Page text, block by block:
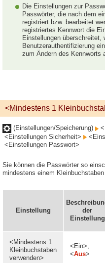
Die Einstellungen zur
Passwörter, die nach dem
registriert bzw. bearbeitet
registriertes Kennwort die
Einstellungen überschreitet,
Benutzerauthentifizierung
zum Ändern des Kennworts
<Mindestens 1
(Einstellungen/Speicherung)
<Einstellungen Sicherheit>
<Einstellungen Passwort>
Sie können die Passwörter so
mindestens einem
Einstellung
der
Einstellung
<Mindestens 1
Kleinbuchstaben
verwenden>
<Ein>,
<Aus>